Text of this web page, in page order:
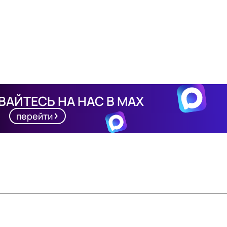
НА НАС В MAX
перейти